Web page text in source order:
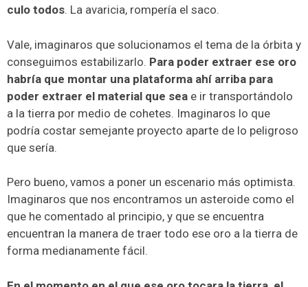
culo todos. La avaricia, rompería el saco.
Vale, imaginaros que solucionamos el tema de la órbita y
conseguimos estabilizarlo. Para poder extraer ese oro
habría que montar una plataforma ahí arriba para
poder extraer el material que sea e ir transportándolo
a la tierra por medio de cohetes. Imaginaros lo que
podría costar semejante proyecto aparte de lo peligroso
que sería.
Pero bueno, vamos a poner un escenario más optimista.
Imaginaros que nos encontramos un asteroide como el
que he comentado al principio, y que se encuentra
encuentran la manera de traer todo ese oro a la tierra de
forma medianamente fácil.